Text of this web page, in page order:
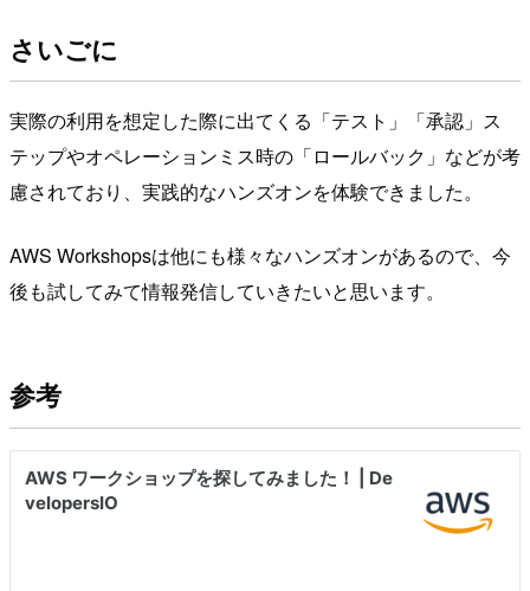
さいごに
実際の利用を想定した際に出てくる「テスト」「承認」ス
テップやオペレーションミス時の「ロールバック」などが考
慮されており、実践的なハンズオンを体験できました。
AWS Workshopsは他にも様々なハンズオンがあるので、今
後も試してみて情報発信していきたいと思います。
参考